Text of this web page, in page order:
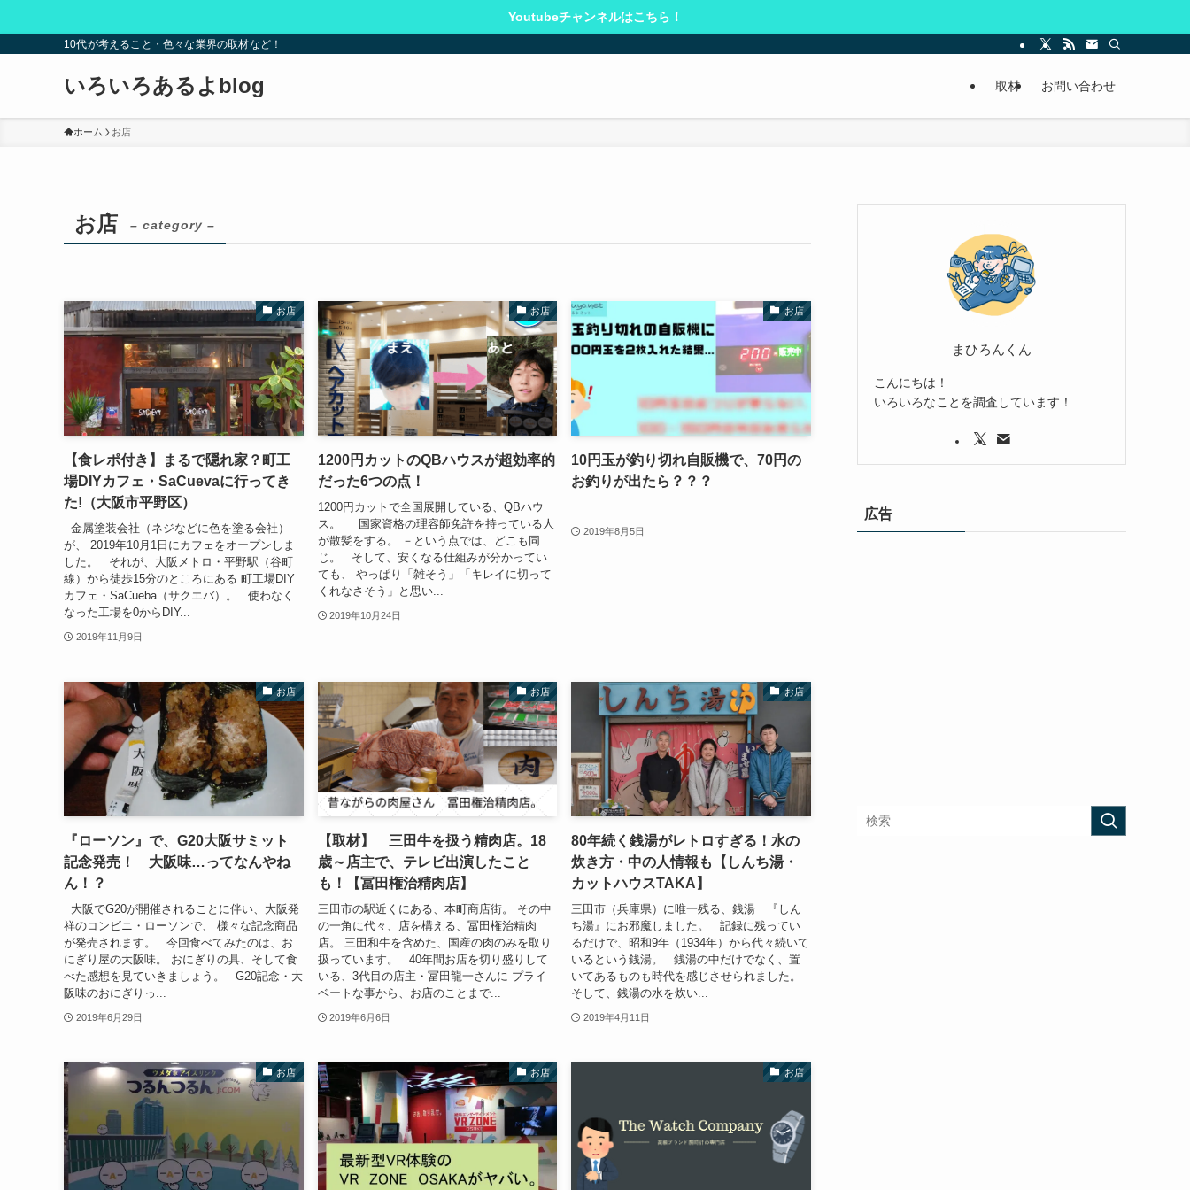
Youtubeチャンネルはこちら！
10代が考えること・色々な業界の取材など！
いろいろあるよblog 取材 お問い合わせ
ホーム お店
お店 – category –
お店
【食レポ付き】まるで隠れ家？町工
場DIYカフェ・SaCuevaに行ってき
た!（大阪市平野区）
金属塗装会社（ネジなどに色を塗る会社）
が、 2019年10月1日にカフェをオープンしま
した。 それが、大阪メトロ・平野駅（谷町
線）から徒歩15分のところにある 町工場DIY
カフェ・SaCueba（サクエバ）。 使わなく
なった工場を0からDIY...
2019年11月9日
お店
1200円カットのQBハウスが超効率的
だった6つの点！
1200円カットで全国展開している、QBハウ
ス。 国家資格の理容師免許を持っている人
が散髪をする。 －という点では、どこも同
じ。 そして、安くなる仕組みが分かってい
ても、 やっぱり「雑そう」「キレイに切って
くれなさそう」と思い...
2019年10月24日
お店
10円玉が釣り切れ自販機で、70円の
お釣りが出たら？？？
2019年8月5日
お店
『ローソン』で、G20大阪サミット
記念発売！ 大阪味…ってなんやね
ん！？
大阪でG20が開催されることに伴い、大阪発
祥のコンビニ・ローソンで、 様々な記念商品
が発売されます。 今回食べてみたのは、お
にぎり屋の大阪味。 おにぎりの具、そして食
べた感想を見ていきましょう。 G20記念・大
阪味のおにぎりっ...
2019年6月29日
お店
【取材】 三田牛を扱う精肉店。18
歳～店主で、テレビ出演したこと
も！【冨田権治精肉店】
三田市の駅近くにある、本町商店街。 その中
の一角に代々、店を構える、冨田権治精肉
店。 三田和牛を含めた、国産の肉のみを取り
扱っています。 40年間お店を切り盛りして
いる、3代目の店主・冨田龍一さんに プライ
ベートな事から、お店のことまで...
2019年6月6日
お店
80年続く銭湯がレトロすぎる！水の
炊き方・中の人情報も【しんち湯・
カットハウスTAKA】
三田市（兵庫県）に唯一残る、銭湯 『しん
ち湯』にお邪魔しました。 記録に残ってい
るだけで、昭和9年（1934年）から代々続いて
いるという銭湯。 銭湯の中だけでなく、置
いてあるものも時代を感じさせられました。
そして、銭湯の水を炊い...
2019年4月11日
お店 お店 お店
まひろんくん
こんにちは！
いろいろなことを調査しています！
広告